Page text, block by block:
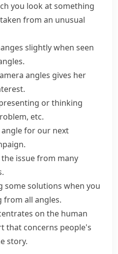
you look at something
from an unusual
slightly when seen
angles gives her
or thinking
etc.
angle for our next
issue from many
.
some solutions when you
from all angles.
on the human
that concerns people's
story.